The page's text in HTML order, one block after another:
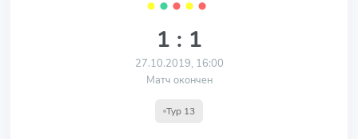
⬤ ⬤ ⬤ ⬤ ⬤
1 : 1
27.10.2019, 16:00
Матч окончен
Тур 13